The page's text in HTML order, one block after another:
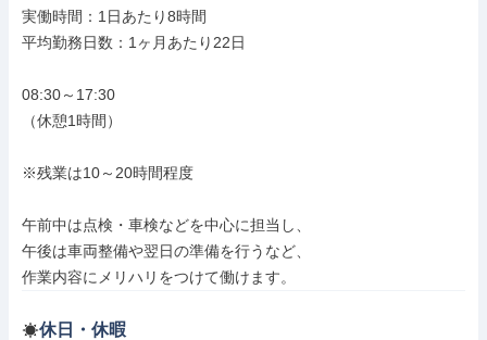
実働時間：1日あたり8時間
平均勤務日数：1ヶ月あたり22日
08:30～17:30
（休憩1時間）
※残業は10～20時間程度
午前中は点検・車検などを中心に担当し、
午後は車両整備や翌日の準備を行うなど、
作業内容にメリハリをつけて働けます。
休日・休暇